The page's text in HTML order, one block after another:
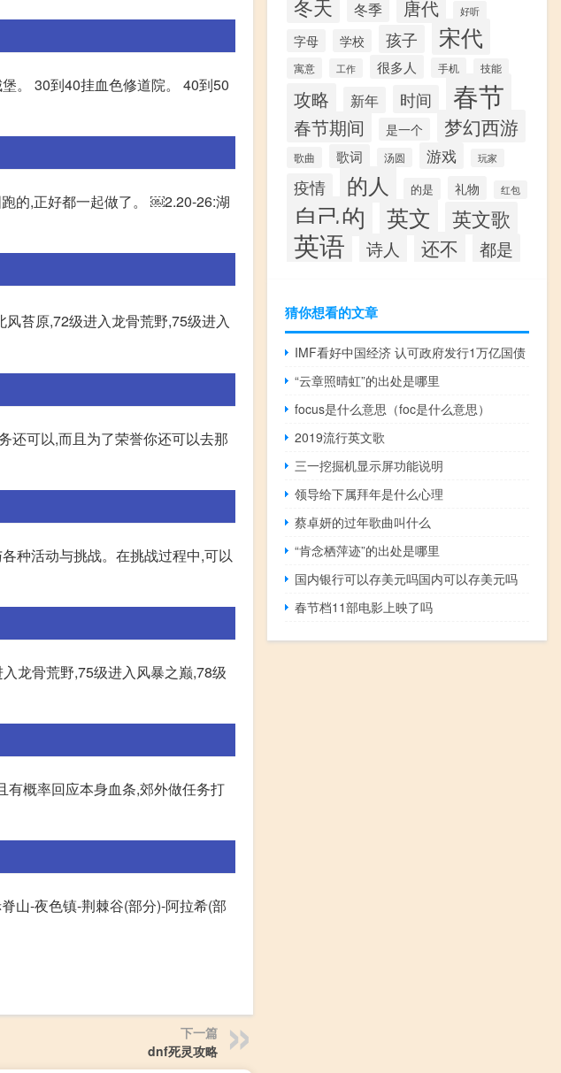
。 30到40挂血色修道院。 40到50
的,正好都一起做了。 ￼2.20-26:湖
苔原,72级进入龙骨荒野,75级进入
还可以,而且为了荣誉你还可以去那
种活动与挑战。在挑战过程中,可以
龙骨荒野,75级进入风暴之巅,78级
有概率回应本身血条,郊外做任务打
山-夜色镇-荆棘谷(部分)-阿拉希(部
下一篇
dnf死灵攻略
冬天 冬季 唐代 好听
字母 学校 孩子 宋代
寓意 工作 很多人 手机 技能
攻略 新年 时间 春节
春节期间 是一个 梦幻西游
歌曲 歌词 汤圆 游戏 玩家
疫情 的人 的是 礼物 红包
自己的 英文 英文歌
英语 诗人 还不 都是
猜你想看的文章
IMF看好中国经济 认可政府发行1万亿国债
“云章照晴虹”的出处是哪里
focus是什么意思（foc是什么意思）
2019流行英文歌
三一挖掘机显示屏功能说明
领导给下属拜年是什么心理
蔡卓妍的过年歌曲叫什么
“肯念栖萍迹”的出处是哪里
国内银行可以存美元吗国内可以存美元吗
春节档11部电影上映了吗